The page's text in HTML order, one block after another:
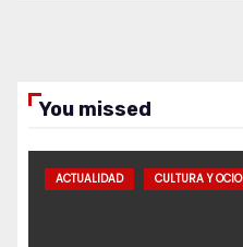
You missed
ACTUALIDAD CULTURA Y OCIO